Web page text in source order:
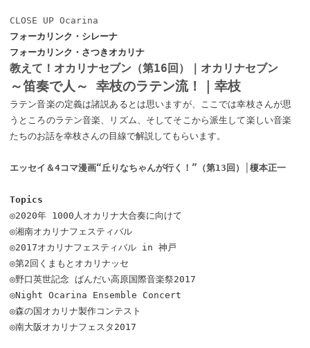
CLOSE UP Ocarina
フォーカリンク・シレーナ
フォーカリンク・さつきオカリナ
教えて！オカリナセブン（第16回）｜オカリナセブン
～笛奏で人～ 幸枝のラテン流！｜幸枝
ラテン音楽の定義は諸説あるとは思いますが、ここでは幸枝さんが思
うところのラテン音楽、リズム、そしてそこから派生して楽しい音楽
たちのお話を幸枝さんの目線で解説してもらいます。
エッセイ＆4コマ漫画“丘りなちゃんが行く！”（第13回）│榎本正一
Topics
◎2020年 1000人オカリナ大合奏に向けて
◎湘南オカリナフェスティバル
◎2017オカリナフェスティバル in 神戸
◎第2回くまもとオカリナッセ
◎野口英世記念 ばんだい高原国際音楽祭2017
◎Night Ocarina Ensemble Concert
◎森の国オカリナ製作コンテスト
◎南大阪オカリナフェスタ2017